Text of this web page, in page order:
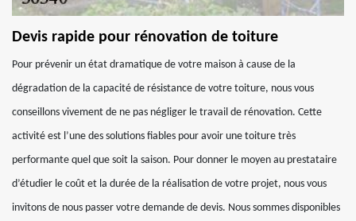
Devis rapide pour rénovation de toiture
Pour prévenir un état dramatique de votre maison à cause de la
dégradation de la capacité de résistance de votre toiture, nous vous
conseillons vivement de ne pas négliger le travail de rénovation. Cette
activité est l’une des solutions fiables pour avoir une toiture très
performante quel que soit la saison. Pour donner le moyen au prestataire
d’étudier le coût et la durée de la réalisation de votre projet, nous vous
invitons de nous passer votre demande de devis. Nous sommes disponibles